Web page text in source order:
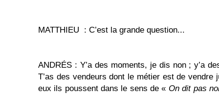
MATTHIEU : C’est la grande question...
ANDRÉS : Y’a des moments, je dis non ; y’a
T’as des vendeurs dont le métier est de vendre
eux ils poussent dans le sens de « On dit pas